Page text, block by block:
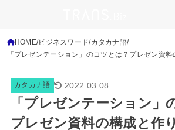
HOME ビジネスワード カタカナ語
「プレゼンテーション」のコツとは？プレゼン資
カタカナ語 2022.03.08
「プレゼンテーション」
プレゼン資料の構成と作